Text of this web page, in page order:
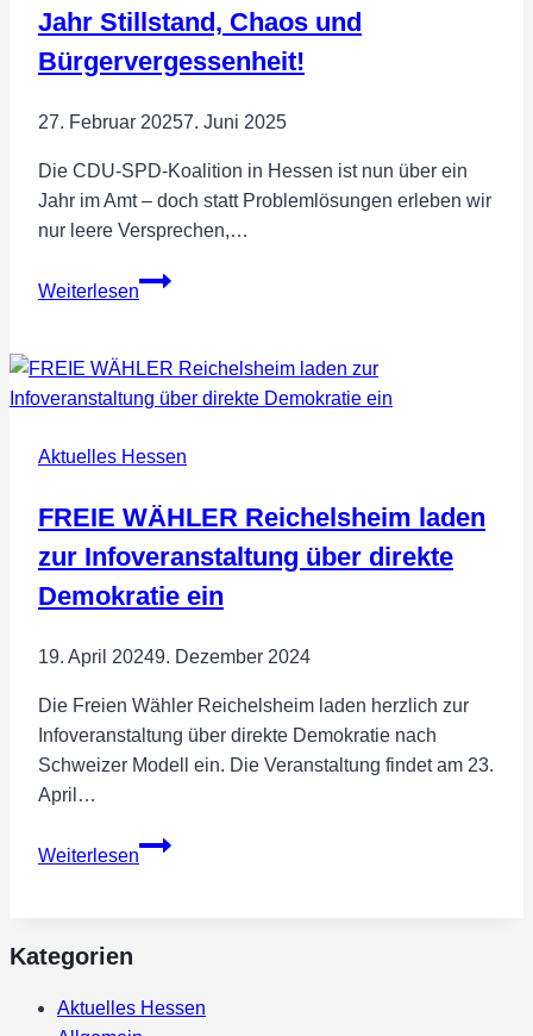
Jahr Stillstand, Chaos und
Bürgervergessenheit!
27. Februar 20257. Juni 2025
Die CDU-SPD-Koalition in Hessen ist nun über ein
Jahr im Amt – doch statt Problemlösungen erleben wir
nur leere Versprechen,…
Weiterlesen
CDU
in
Hessen
Über
Jahr
Stillstand,
Chaos
und
Aktuelles Hessen
FREIE WÄHLER Reichelsheim laden
zur Infoveranstaltung über direkte
Demokratie ein
19. April 20249. Dezember 2024
Die Freien Wähler Reichelsheim laden herzlich zur
Infoveranstaltung über direkte Demokratie nach
Schweizer Modell ein. Die Veranstaltung findet am 23.
April…
Weiterlesen
FREIE
über
Kategorien
Aktuelles Hessen